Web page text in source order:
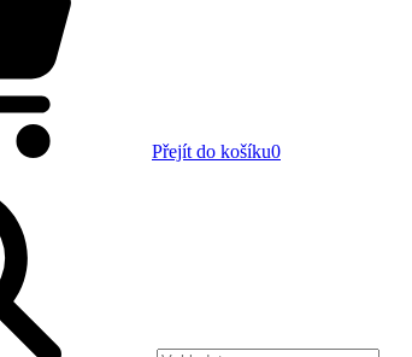
Přejít do košíku0